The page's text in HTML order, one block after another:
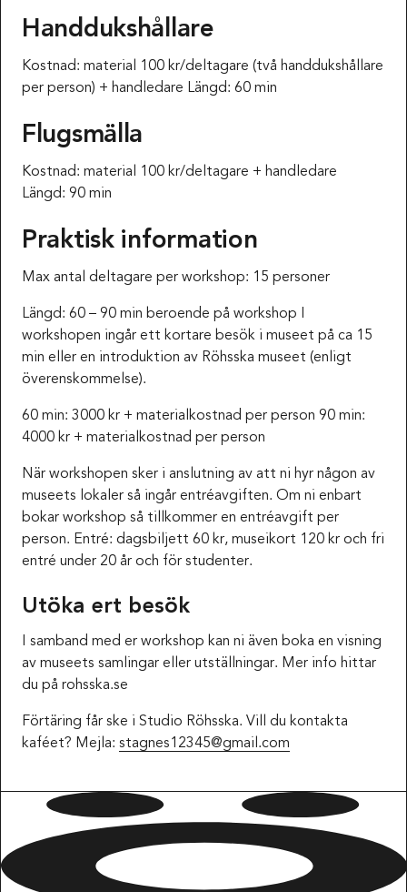
Handdukshållare
Kostnad: material 100 kr/deltagare (två handdukshållare
per person) + handledare Längd: 60 min
Flugsmälla
Kostnad: material 100 kr/deltagare + handledare
Längd: 90 min
Praktisk information
Max antal deltagare per workshop: 15 personer
Längd: 60 – 90 min beroende på workshop I
workshopen ingår ett kortare besök i museet på ca 15
min eller en introduktion av Röhsska museet (enligt
överenskommelse).
60 min: 3000 kr + materialkostnad per person 90 min:
4000 kr + materialkostnad per person
När workshopen sker i anslutning av att ni hyr någon av
museets lokaler så ingår entréavgiften. Om ni enbart
bokar workshop så tillkommer en entréavgift per
person. Entré: dagsbiljett 60 kr, museikort 120 kr och fri
entré under 20 år och för studenter.
Utöka ert besök
I samband med er workshop kan ni även boka en visning
av museets samlingar eller utställningar. Mer info hittar
du på rohsska.se
Förtäring får ske i Studio Röhsska. Vill du kontakta
kaféet? Mejla: stagnes12345@gmail.com